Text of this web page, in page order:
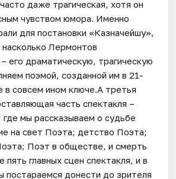
даже трагическая, хотя он
чувством юмора. Именно
для постановки «Казначейшу»,
Лермонтов
его драматическую, трагическую
поэмой, созданной им в 21-
в совсем ином ключе.А третья
часть спектакля –
где мы рассказываем о судьбе
на свет Поэта; детство Поэта;
Поэт в обществе, и смерть
пять главных сцен спектакля, и в
постараемся донести до зрителя